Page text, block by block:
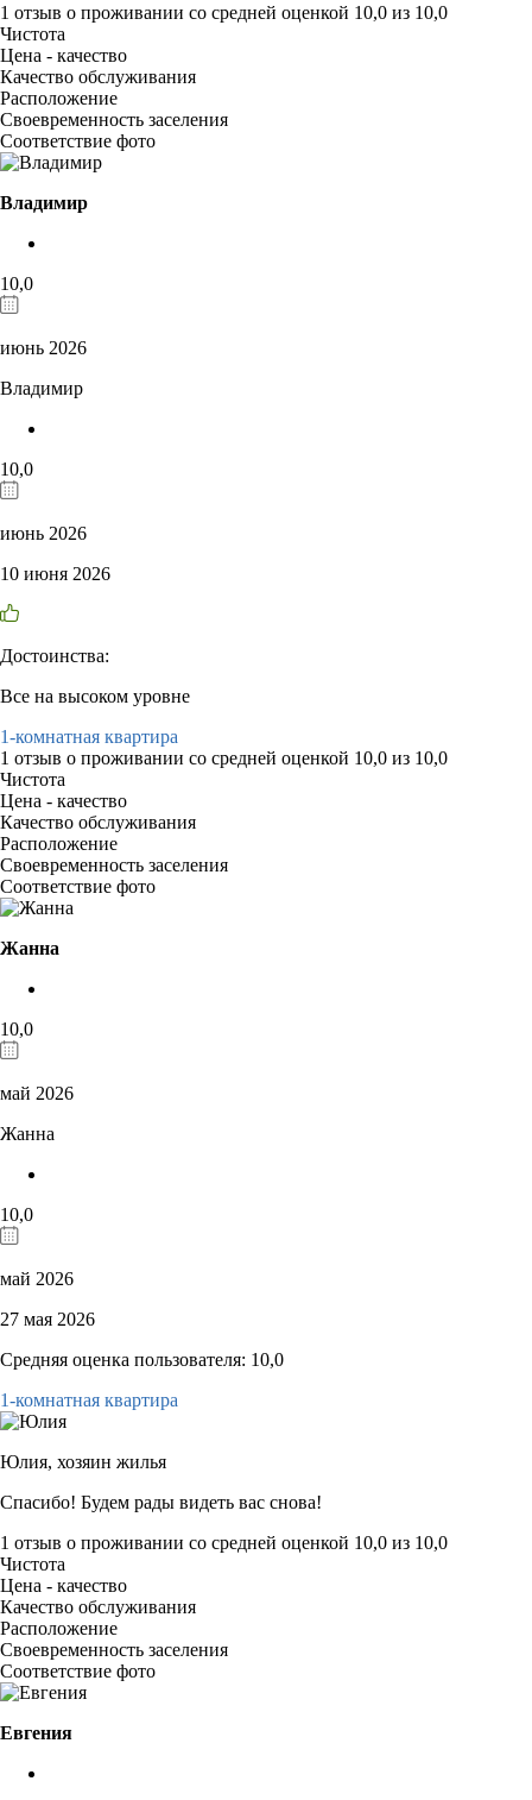
1 отзыв о проживании со средней оценкой 10,0 из 10,0
Чистота
Цена - качество
Качество обслуживания
Расположение
Своевременность заселения
Соответствие фото
Владимир
10,0
июнь 2026
Владимир
10,0
июнь 2026
10 июня 2026
Достоинства:
Все на высоком уровне
1-комнатная квартира
1 отзыв о проживании со средней оценкой 10,0 из 10,0
Чистота
Цена - качество
Качество обслуживания
Расположение
Своевременность заселения
Соответствие фото
Жанна
10,0
май 2026
Жанна
10,0
май 2026
27 мая 2026
Средняя оценка пользователя: 10,0
1-комнатная квартира
Юлия, хозяин жилья
Спасибо! Будем рады видеть вас снова!
1 отзыв о проживании со средней оценкой 10,0 из 10,0
Чистота
Цена - качество
Качество обслуживания
Расположение
Своевременность заселения
Соответствие фото
Евгения